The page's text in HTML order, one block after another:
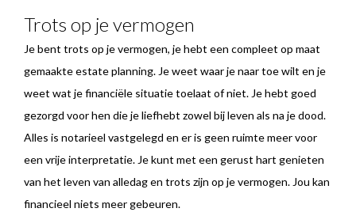
Trots op je vermogen
Je bent trots op je vermogen, je hebt een compleet op maat
gemaakte estate planning. Je weet waar je naar toe wilt en je
weet wat je financiële situatie toelaat of niet. Je hebt goed
gezorgd voor hen die je liefhebt zowel bij leven als na je dood.
Alles is notarieel vastgelegd en er is geen ruimte meer voor
een vrije interpretatie. Je kunt met een gerust hart genieten
van het leven van alledag en trots zijn op je vermogen. Jou kan
financieel niets meer gebeuren.